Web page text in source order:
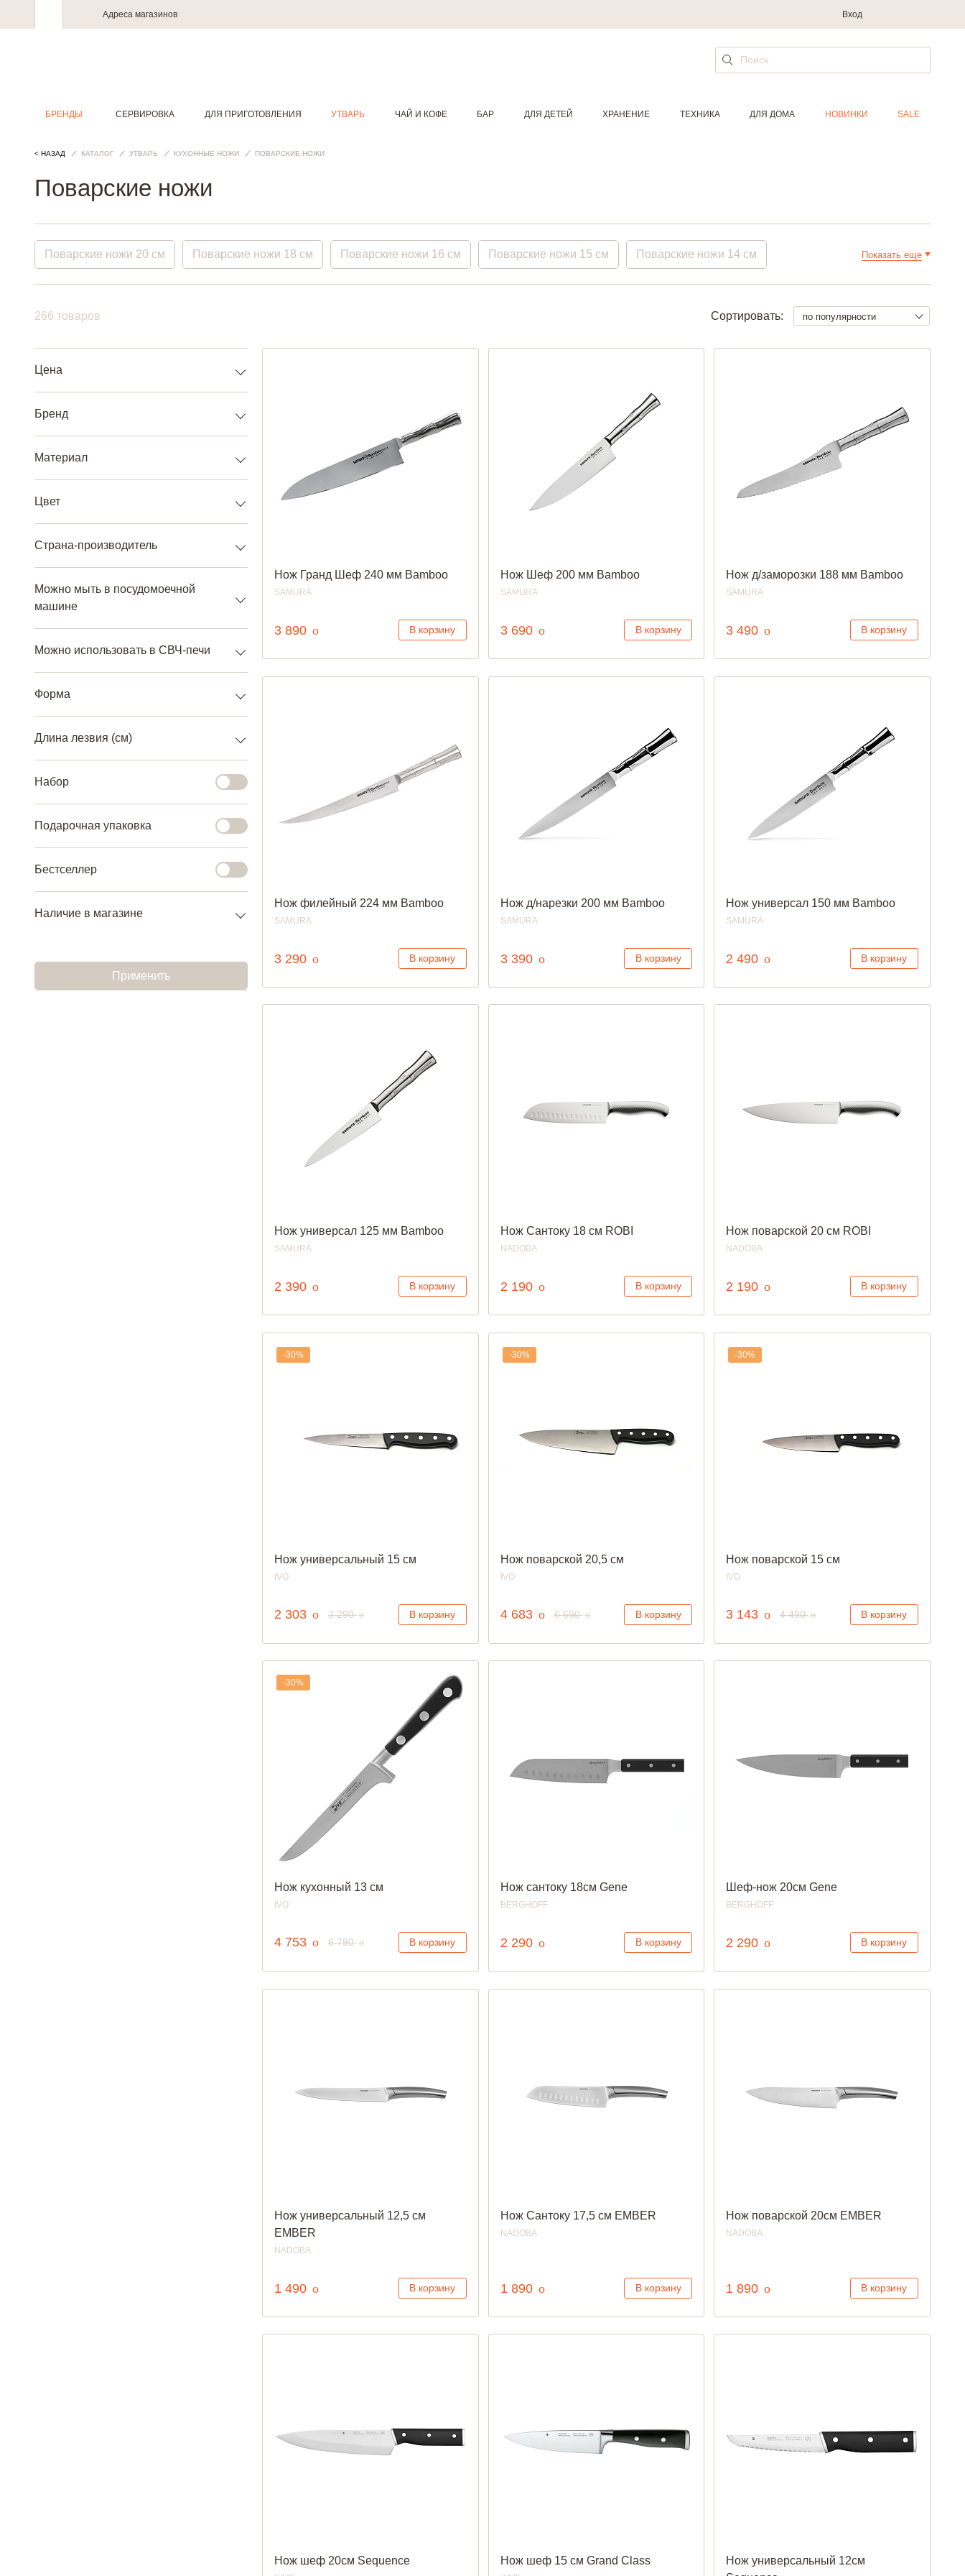
Адреса магазинов Вход
БРЕНДЫ СЕРВИРОВКА ДЛЯ ПРИГОТОВЛЕНИЯ УТВАРЬ ЧАЙ И КОФЕ БАР ДЛЯ ДЕТЕЙ ХРАНЕНИЕ ТЕХНИКА ДЛЯ ДОМА НОВИНКИ SALE
< НАЗАД КАТАЛОГ УТВАРЬ КУХОННЫЕ НОЖИ ПОВАРСКИЕ НОЖИ
Поварские ножи
Поварские ножи 20 см Поварские ножи 18 см Поварские ножи 16 см Поварские ножи 15 см Поварские ножи 14 см
Из нержавеющей стали Серебристые
Показать еще
266 товаров Сортировать: по популярности
Цена
Бренд
Материал
Цвет
Страна-производитель
Можно мыть в посудомоечной
машине
Можно использовать в СВЧ-печи
Форма
Длина лезвия (см)
Набор
Подарочная упаковка
Бестселлер
Наличие в магазине
Применить
Нож Гранд Шеф 240 мм Bamboo
SAMURA
3 890 руб.
o В корзину
Нож Шеф 200 мм Bamboo
SAMURA
3 690 руб.
o В корзину
Нож д/заморозки 188 мм Bamboo
SAMURA
3 490 руб.
o В корзину
Нож филейный 224 мм Bamboo
SAMURA
3 290 руб.
o В корзину
Нож д/нарезки 200 мм Bamboo
SAMURA
3 390 руб.
o В корзину
Нож универсал 150 мм Bamboo
SAMURA
2 490 руб.
o В корзину
Нож универсал 125 мм Bamboo
SAMURA
2 390 руб.
o В корзину
Нож Сантоку 18 см ROBI
NADOBA
2 190 руб.
o В корзину
Нож поварской 20 см ROBI
NADOBA
2 190 руб.
o В корзину
-30%
Нож универсальный 15 см
IVO
2 303 руб.
o 3 290руб.
o В корзину
-30%
Нож поварской 20,5 см
IVO
4 683 руб.
o 6 690руб.
o В корзину
-30%
Нож поварской 15 см
IVO
3 143 руб.
o 4 490руб.
o В корзину
-30%
Нож кухонный 13 см
IVO
4 753 руб.
o 6 790руб.
o В корзину
Нож сантоку 18см Gene
BERGHOFF
2 290 руб.
o В корзину
Шеф-нож 20см Gene
BERGHOFF
2 290 руб.
o В корзину
Нож универсальный 12,5 см
EMBER
NADOBA
1 490 руб.
o В корзину
Нож Сантоку 17,5 см EMBER
NADOBA
1 890 руб.
o В корзину
Нож поварской 20см EMBER
NADOBA
1 890 руб.
o В корзину
Нож шеф 20см Sequence Нож шеф 15 см Grand Class
Нож универсальный 12см